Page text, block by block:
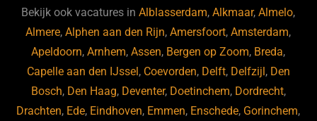
b
o
o
k
ky dI
n
Bekijk ook vacatures inAlblasserdam,Alkmaar,Almelo,
Almere,Alphen aan den Rijn,Amersfoort,Amsterdam,
Apeldoorn,Arnhem,Assen, Bergen op Zoom, Breda,
Capelle aan den IJssel, Coevorden, Delft, Delfzijl, Den
Bosch, Den Haag, Deventer, Doetinchem, Dordrecht,
Drachten, Ede, Eindhoven, Emmen, Enschede, Gorinchem,